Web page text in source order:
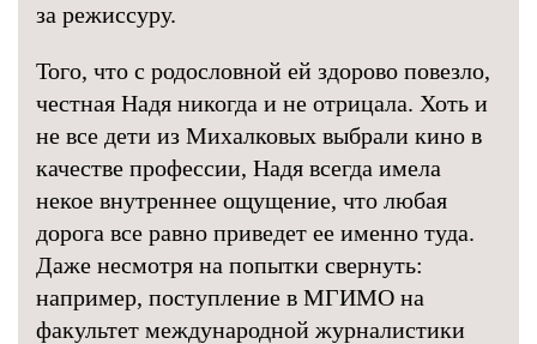
за режиссуру.
Того, что с родословной ей здорово повезло,
честная Надя никогда и не отрицала. Хоть и
не все дети из Михалковых выбрали кино в
качестве профессии, Надя всегда имела
некое внутреннее ощущение, что любая
дорога все равно приведет ее именно туда.
Даже несмотря на попытки свернуть:
например, поступление в МГИМО на
факультет международной журналистики